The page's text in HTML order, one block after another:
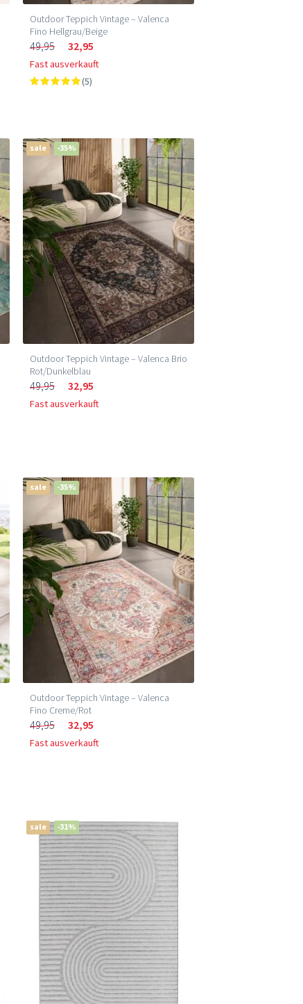
Outdoor Teppich Vintage – Valenca
Fino Hellgrau/Beige
49,95 32,95
Fast ausverkauft
(5)
sale -35%
Outdoor Teppich Vintage – Valenca Brio
Rot/Dunkelblau
49,95 32,95
Fast ausverkauft
sale -35%
Outdoor Teppich Vintage – Valenca
Fino Creme/Rot
49,95 32,95
Fast ausverkauft
sale -31%